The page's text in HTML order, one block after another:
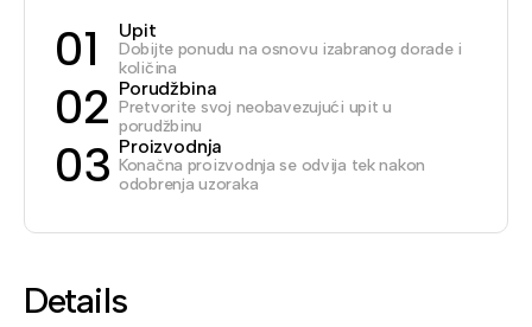
01 Upit
Dobijte ponudu na osnovu izabranog dorade i
količina
02 Porudžbina
Pretvorite svoj neobavezujući upit u
porudžbinu
03 Proizvodnja
Konačna proizvodnja se odvija tek nakon
odobrenja uzoraka
Details